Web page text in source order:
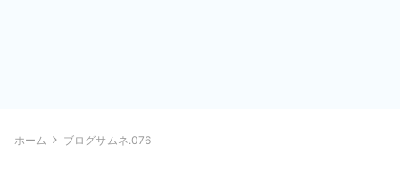
ホーム ブログサムネ.076